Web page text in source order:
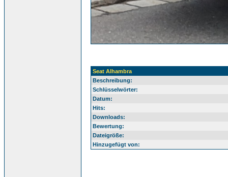
Seat Alhambra
Beschreibung:
Schlüsselwörter:
Datum:
Hits:
Downloads:
Bewertung:
Dateigröße:
Hinzugefügt von: